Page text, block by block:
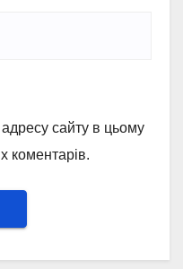
сайту в цьому
коментарів.